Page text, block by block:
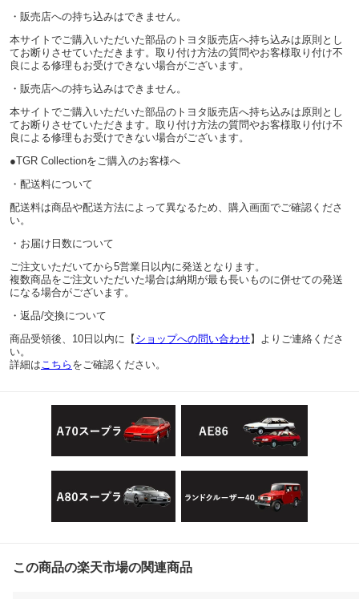
・販売店への持ち込みはできません。
本サイトでご購入いただいた部品のトヨタ販売店へ持ち込みは原則とし
てお断りさせていただきます。取り付け方法の質問やお客様取り付け不
良による修理もお受けできない場合がございます。
・販売店への持ち込みはできません。
本サイトでご購入いただいた部品のトヨタ販売店へ持ち込みは原則とし
てお断りさせていただきます。取り付け方法の質問やお客様取り付け不
良による修理もお受けできない場合がございます。
●TGR Collectionをご購入のお客様へ
・配送料について
配送料は商品や配送方法によって異なるため、購入画面でご確認くださ
い。
・お届け日数について
ご注文いただいてから5営業日以内に発送となります。
複数商品をご注文いただいた場合は納期が最も長いものに併せての発送
になる場合がございます。
・返品/交換について
商品受領後、10日以内に【ショップへの問い合わせ】よりご連絡くださ
い。
詳細は こちら をご確認ください。
この商品の楽天市場の関連商品